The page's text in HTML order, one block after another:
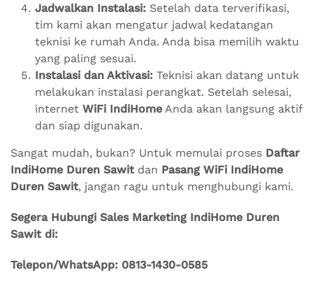
Jadwalkan Instalasi: Setelah data terverifikasi,
tim kami akan mengatur jadwal kedatangan
teknisi ke rumah Anda. Anda bisa memilih waktu
yang paling sesuai.
Instalasi dan Aktivasi: Teknisi akan datang untuk
melakukan instalasi perangkat. Setelah selesai,
internet WiFi IndiHome Anda akan langsung aktif
dan siap digunakan.
Sangat mudah, bukan? Untuk memulai proses Daftar
IndiHome Duren Sawit dan Pasang WiFi IndiHome
Duren Sawit, jangan ragu untuk menghubungi kami.
Segera Hubungi Sales Marketing IndiHome Duren
Sawit di:
Telepon/WhatsApp: 0813-1430-0585